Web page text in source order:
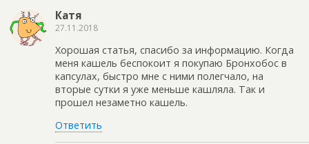
Катя
27.11.2018
Хорошая статья, спасибо за информацию. Когда
меня кашель беспокоит я покупаю Бронхобос в
капсулах, быстро мне с ними полегчало, на
вторые сутки я уже меньше кашляла. Так и
прошел незаметно кашель.
Ответить